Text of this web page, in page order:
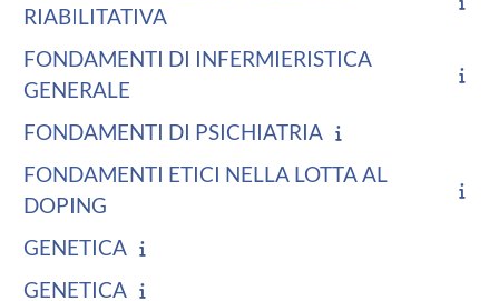
RIABILITATIVA
FONDAMENTI DI INFERMIERISTICA
GENERALE
FONDAMENTI DI PSICHIATRIA
FONDAMENTI ETICI NELLA LOTTA AL
DOPING
GENETICA
GENETICA